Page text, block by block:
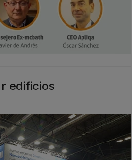
edificios